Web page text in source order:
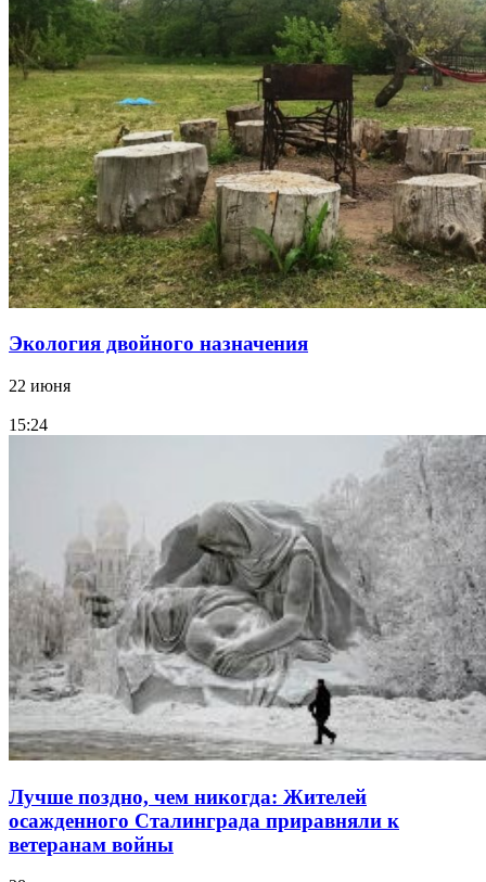
Экология двойного назначения
22 июня
15:24
Лучше поздно, чем никогда: Жителей
осажденного Сталинграда приравняли к
ветеранам войны